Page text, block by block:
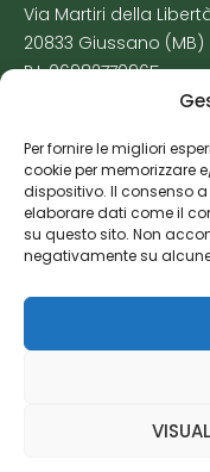
Per fornire le migliori
cookie per memorizzare
dispositivo. Il consenso
elaborare dati come il
su questo sito. Non
negativamente su
Via Martiri della
20833 Giussano (MB)
P.I. 06982770965
Cookie Policy
Risorse Aggiuntive